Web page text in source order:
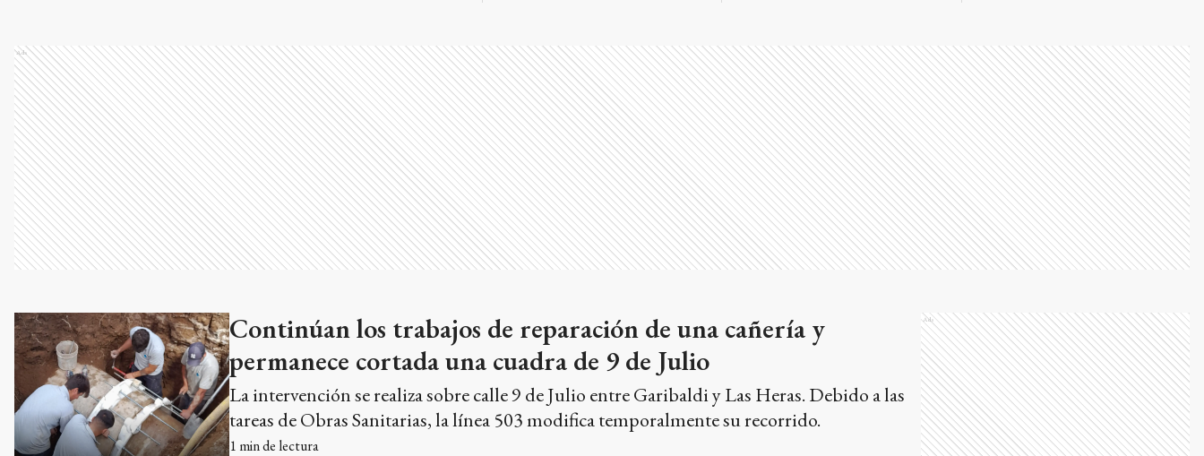
Ads
Continúan los trabajos de reparación de una cañería y
permanece cortada una cuadra de 9 de Julio
La intervención se realiza sobre calle 9 de Julio entre Garibaldi y Las Heras. Debido a las
tareas de Obras Sanitarias, la línea 503 modifica temporalmente su recorrido.
1 min de lectura
Ads